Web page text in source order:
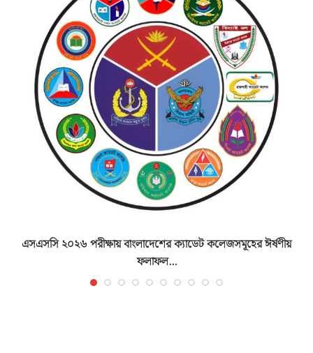
এসএসসি ২০২৬ পরীক্ষায় বাংলাদেশের ক্যাডেট কলেজসমূহের ঈর্ষণীয়
ফলাফল...
আগস্ট ১০, ২০২৬